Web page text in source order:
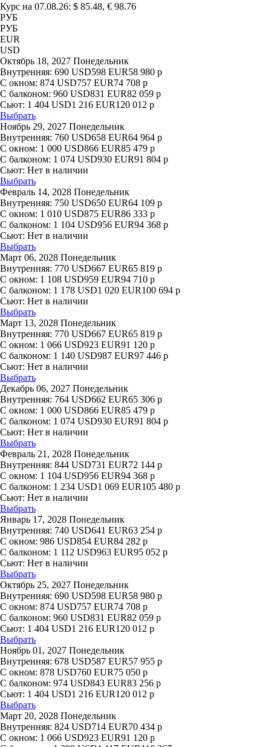
Курс на 07.08.26: $ 85.48, € 98.76
РУБ
РУБ
EUR
USD
Октябрь 18, 2027 Понедельник
Внутренняя: 690 USD598 EUR58 980 р
С окном: 874 USD757 EUR74 708 р
С балконом: 960 USD831 EUR82 059 р
Сьют: 1 404 USD1 216 EUR120 012 р
Выбрать
Ноябрь 29, 2027 Понедельник
Внутренняя: 760 USD658 EUR64 964 р
С окном: 1 000 USD866 EUR85 479 р
С балконом: 1 074 USD930 EUR91 804 р
Сьют: Нет в наличии
Выбрать
Февраль 14, 2028 Понедельник
Внутренняя: 750 USD650 EUR64 109 р
С окном: 1 010 USD875 EUR86 333 р
С балконом: 1 104 USD956 EUR94 368 р
Сьют: Нет в наличии
Выбрать
Март 06, 2028 Понедельник
Внутренняя: 770 USD667 EUR65 819 р
С окном: 1 108 USD959 EUR94 710 р
С балконом: 1 178 USD1 020 EUR100 694 р
Сьют: Нет в наличии
Выбрать
Март 13, 2028 Понедельник
Внутренняя: 770 USD667 EUR65 819 р
С окном: 1 066 USD923 EUR91 120 р
С балконом: 1 140 USD987 EUR97 446 р
Сьют: Нет в наличии
Выбрать
Декабрь 06, 2027 Понедельник
Внутренняя: 764 USD662 EUR65 306 р
С окном: 1 000 USD866 EUR85 479 р
С балконом: 1 074 USD930 EUR91 804 р
Сьют: Нет в наличии
Выбрать
Февраль 21, 2028 Понедельник
Внутренняя: 844 USD731 EUR72 144 р
С окном: 1 104 USD956 EUR94 368 р
С балконом: 1 234 USD1 069 EUR105 480 р
Сьют: Нет в наличии
Выбрать
Январь 17, 2028 Понедельник
Внутренняя: 740 USD641 EUR63 254 р
С окном: 986 USD854 EUR84 282 р
С балконом: 1 112 USD963 EUR95 052 р
Сьют: Нет в наличии
Выбрать
Октябрь 25, 2027 Понедельник
Внутренняя: 690 USD598 EUR58 980 р
С окном: 874 USD757 EUR74 708 р
С балконом: 960 USD831 EUR82 059 р
Сьют: 1 404 USD1 216 EUR120 012 р
Выбрать
Ноябрь 01, 2027 Понедельник
Внутренняя: 678 USD587 EUR57 955 р
С окном: 878 USD760 EUR75 050 р
С балконом: 974 USD843 EUR83 256 р
Сьют: 1 404 USD1 216 EUR120 012 р
Выбрать
Март 20, 2028 Понедельник
Внутренняя: 824 USD714 EUR70 434 р
С окном: 1 066 USD923 EUR91 120 р